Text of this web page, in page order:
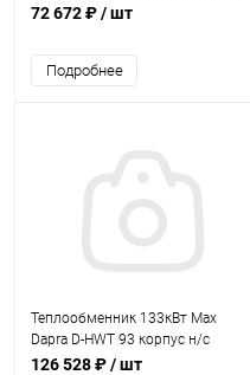
с AISI 316 (10 01 28)
72 672 ₽/ шт
Подробнее
Теплообменник 133кВт Max
Dapra D-HWT 93 корпус н/с
спираль н/с AISI 316 (10 01 29)
126 528 ₽/ шт